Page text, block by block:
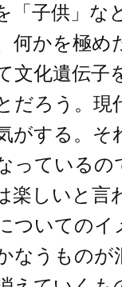
「子供」な
何かを極め
文化遺伝子
だろう。現
がする。そ
っているの
楽しいと言
ついてのイ
なうものが